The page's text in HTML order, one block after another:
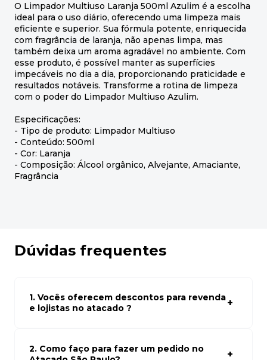
O Limpador Multiuso Laranja 500ml Azulim é a escolha
ideal para o uso diário, oferecendo uma limpeza mais
eficiente e superior. Sua fórmula potente, enriquecida
com fragrância de laranja, não apenas limpa, mas
também deixa um aroma agradável no ambiente. Com
esse produto, é possível manter as superfícies
impecáveis no dia a dia, proporcionando praticidade e
resultados notáveis. Transforme a rotina de limpeza
com o poder do Limpador Multiuso Azulim.
Especificações:
- Tipo de produto: Limpador Multiuso
- Conteúdo: 500ml
- Cor: Laranja
- Composição: Álcool orgânico, Alvejante, Amaciante,
Fragrância
Dúvidas frequentes
1. Vocês oferecem descontos para revenda
e lojistas no atacado ?
atacado empresas e compre com os melhores preços
para seu modelo de negócio
2. Como faço para fazer um pedido no